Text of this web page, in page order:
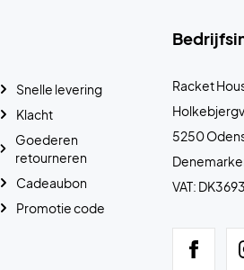
Racket
5250
VAT:
Snelle levering
Klacht
Goederen
retourneren
Cadeaubon
Promotie code